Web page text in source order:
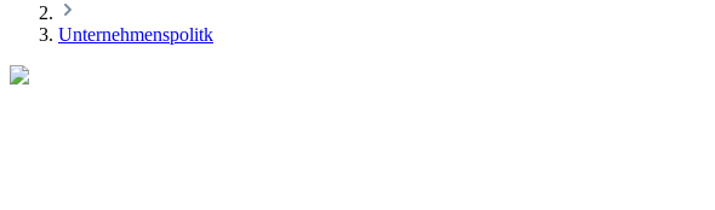
Unternehmenspolitk